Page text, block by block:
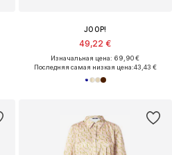
JOOP!
49,22 €
Изначальная цена: 69,90 €
Последняя самая низкая цена:43,43 €